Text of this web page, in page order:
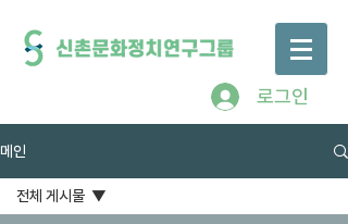
로그인
메인
전체 게시물